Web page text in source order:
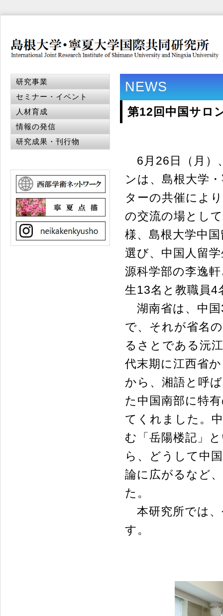
NEWS
第12回中国サロ
6月26日（月）
ンは、島根大学
ターの共催によ
の交流の場とし
様、島根大学中
選び、中国人留
源科学部の李逸
生13名と教職員4
湖南省は、中国
で、それが省名
るさとである沅
代末期に江西省
から、湘語と呼
た中国南部に特
てくれました。
む「岳陽楼記」
ら、どうして中
論に広がるなど
た。
本研究所では、
す。
研究事業
セミナー・イベント
人材育成
情報の発信
研究成果・刊行物